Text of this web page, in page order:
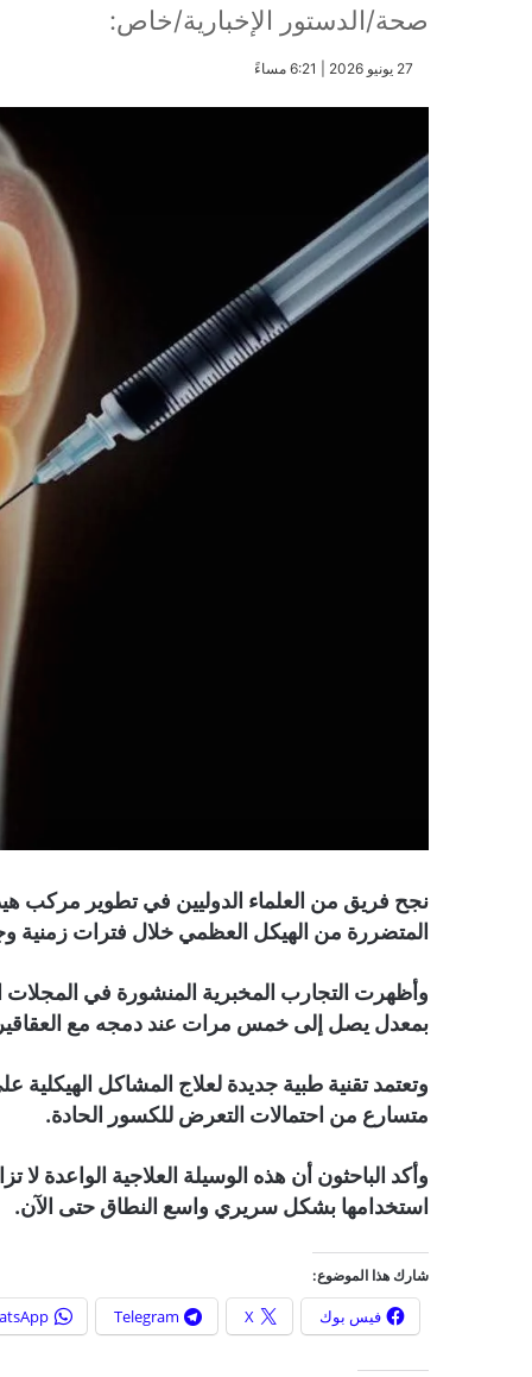
صحة/الدستور الإخبارية/خاص:
​27 يونيو 2026 | 6:21 مساءً
نجح فريق من العلماء الدوليين في تطوير مركب
المتضررة من الهيكل العظمي خلال فترات زمنية
وأظهرت التجارب المخبرية المنشورة في المجلات
بمعدل يصل إلى خمس مرات عند دمجه مع
وتعتمد تقنية طبية جديدة لعلاج المشاكل الهيكلية
متسارع من احتمالات التعرض للكسور الحادة.
وأكد الباحثون أن هذه الوسيلة العلاجية الواعدة لا
استخدامها بشكل سريري واسع النطاق حتى الآن.
شارك هذا الموضوع:
فيس بوك X
Telegram